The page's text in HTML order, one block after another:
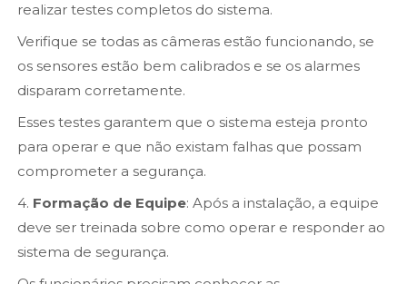
realizar testes completos do sistema.
Verifique se todas as câmeras estão funcionando, se
os sensores estão bem calibrados e se os alarmes
disparam corretamente.
Esses testes garantem que o sistema esteja pronto
para operar e que não existam falhas que possam
comprometer a segurança.
4. Formação de Equipe: Após a instalação, a equipe
deve ser treinada sobre como operar e responder ao
sistema de segurança.